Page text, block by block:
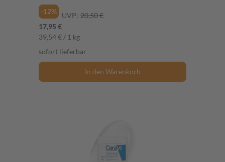
-12%
UVP: 20,50 €
17,95 €
39,54 € / 1 kg
sofort lieferbar
In den Warenkorb